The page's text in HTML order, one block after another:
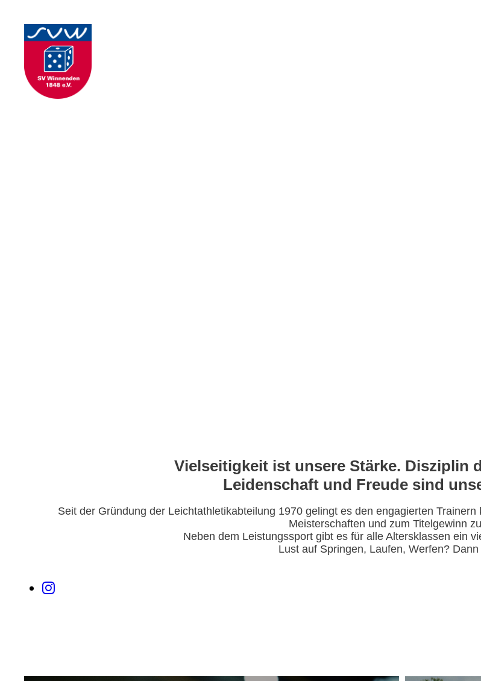
Vielseitigkeit ist unsere Stärke. Disziplin
Leidenschaft und Freude sind
Seit der Gründung der Leichtathletikabteilung 1970 gelingt es den engagierten
Meisterschaften und zum Titelgewinn
Neben dem Leistungssport gibt es für alle Altersklassen ein
Lust auf Springen, Laufen, Werfen?